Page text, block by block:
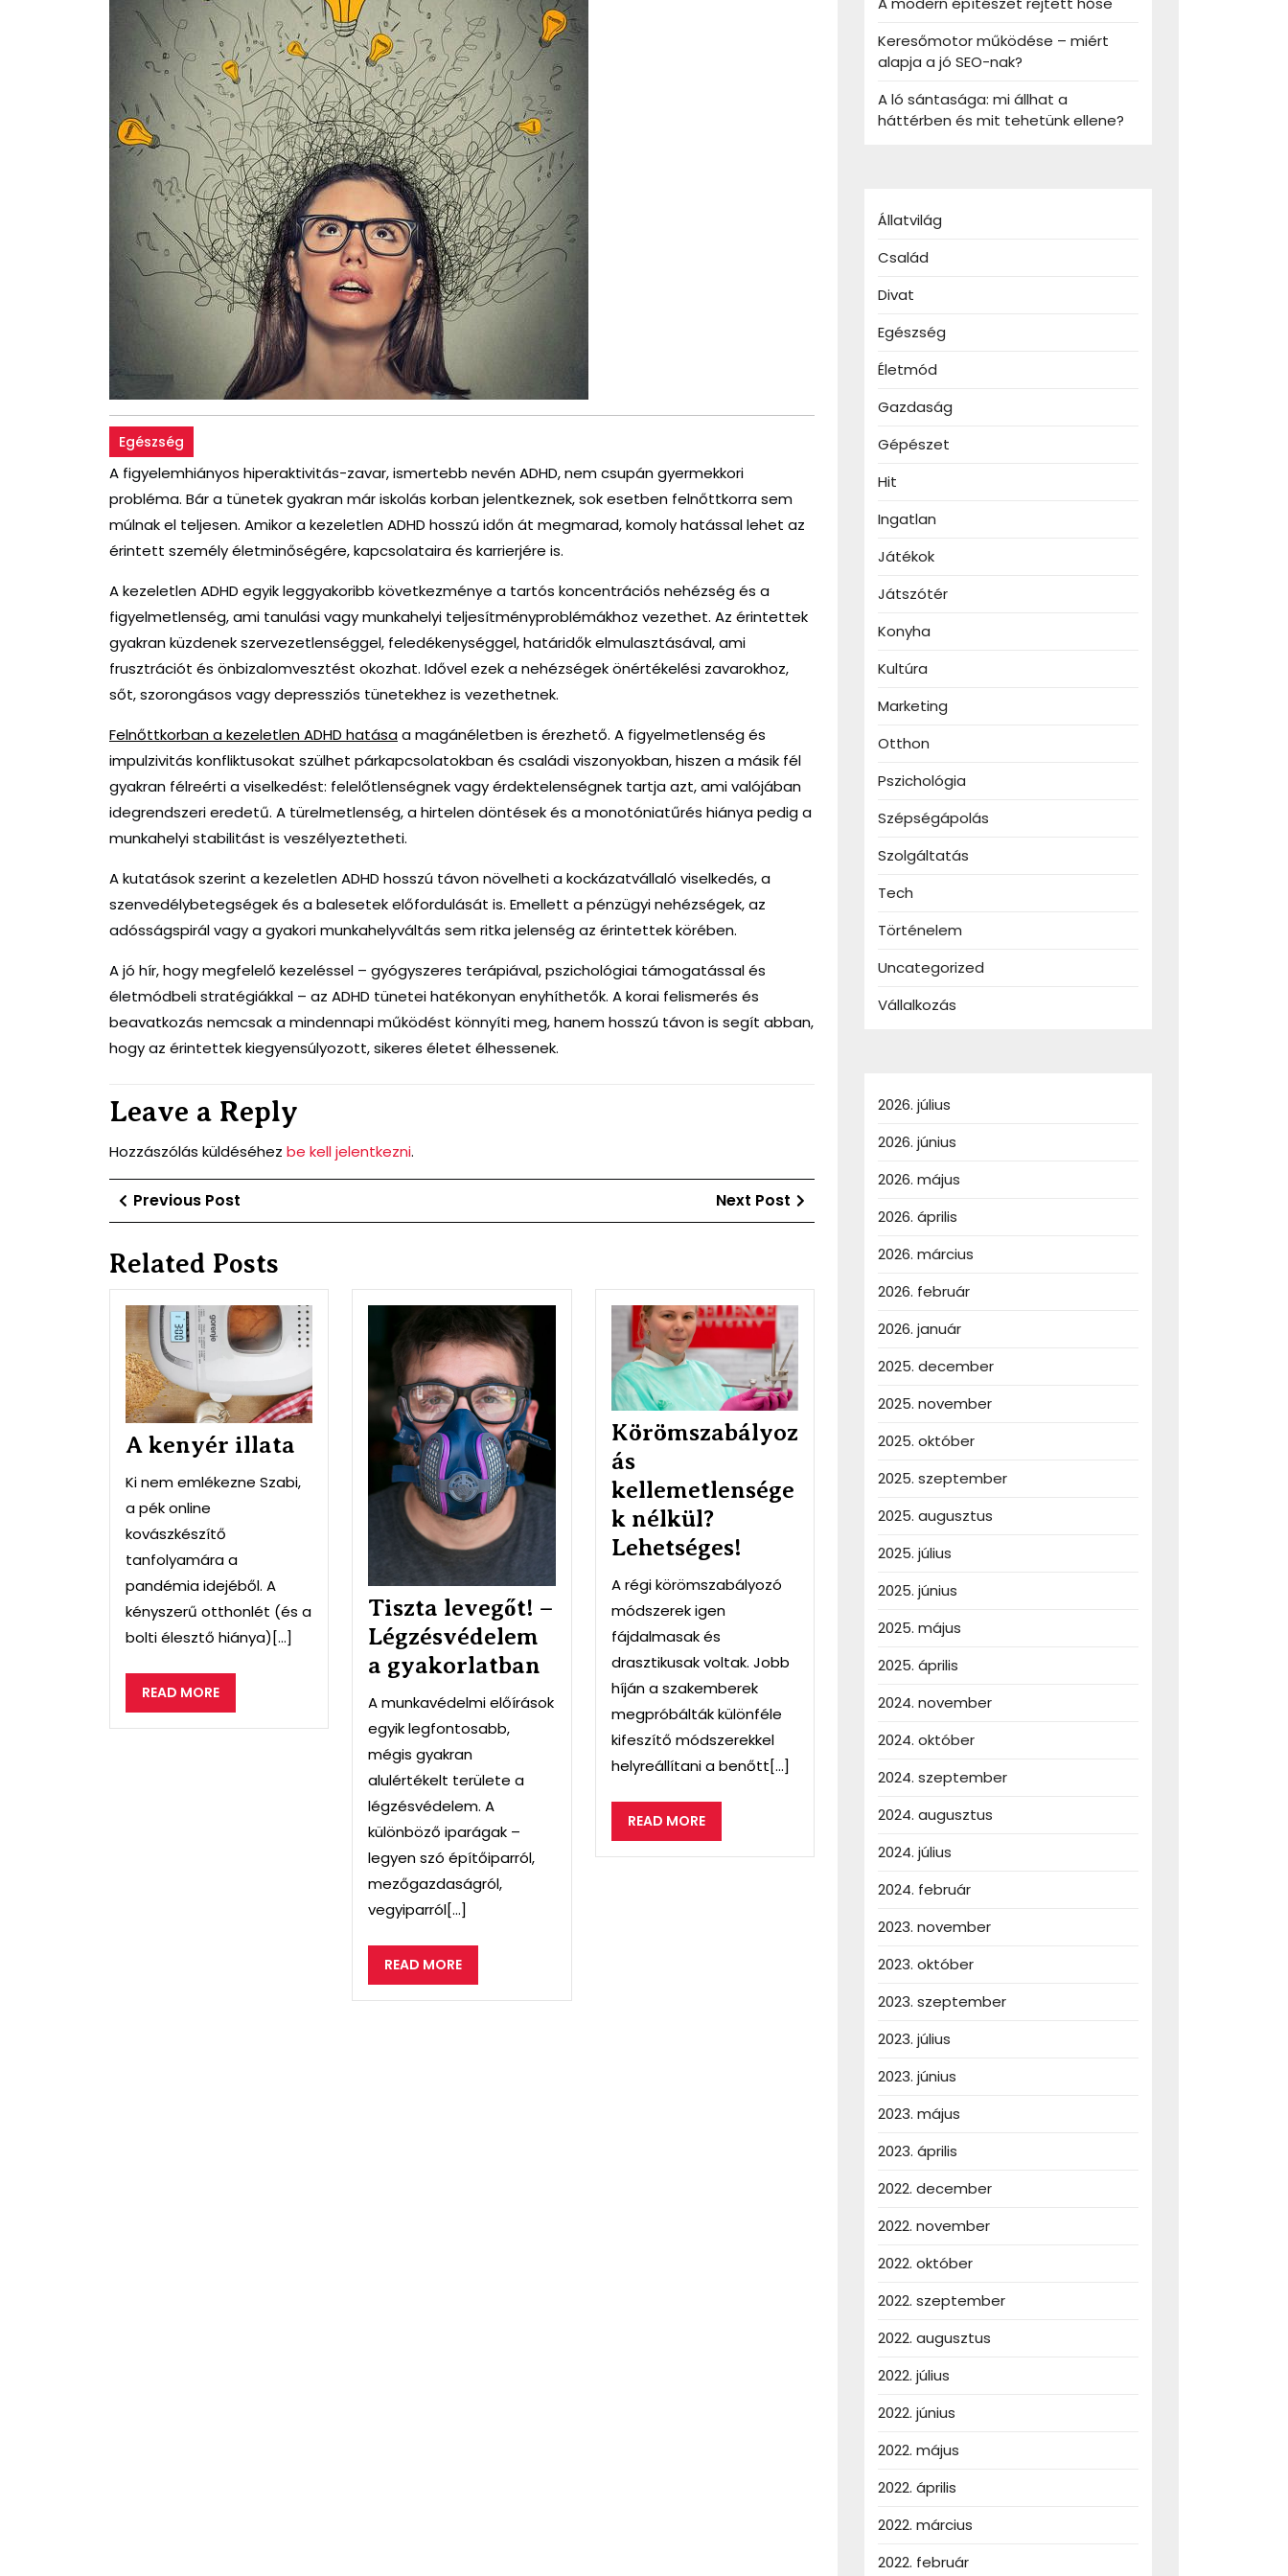
Egészség
A figyelemhiányos hiperaktivitás-zavar, ismertebb nevén ADHD, nem csupán gyermekkori
probléma. Bár a tünetek gyakran már iskolás korban jelentkeznek, sok esetben felnőttkorra sem
múlnak el teljesen. Amikor a kezeletlen ADHD hosszú időn át megmarad, komoly hatással lehet az
érintett személy életminőségére, kapcsolataira és karrierjére is.
A kezeletlen ADHD egyik leggyakoribb következménye a tartós koncentrációs nehézség és a
figyelmetlenség, ami tanulási vagy munkahelyi teljesítményproblémákhoz vezethet. Az érintettek
gyakran küzdenek szervezetlenséggel, feledékenységgel, határidők elmulasztásával, ami
frusztrációt és önbizalomvesztést okozhat. Idővel ezek a nehézségek önértékelési zavarokhoz,
sőt, szorongásos vagy depressziós tünetekhez is vezethetnek.
Felnőttkorban a kezeletlen ADHD hatásaa magánéletben is érezhető. A figyelmetlenség és
impulzivitás konfliktusokat szülhet párkapcsolatokban és családi viszonyokban, hiszen a másik fél
gyakran félreérti a viselkedést: felelőtlenségnek vagy érdektelenségnek tartja azt, ami valójában
idegrendszeri eredetű. A türelmetlenség, a hirtelen döntések és a monotóniatűrés hiánya pedig a
munkahelyi stabilitást is veszélyeztetheti.
A kutatások szerint a kezeletlen ADHD hosszú távon növelheti a kockázatvállaló viselkedés, a
szenvedélybetegségek és a balesetek előfordulását is. Emellett a pénzügyi nehézségek, az
adósságspirál vagy a gyakori munkahelyváltás sem ritka jelenség az érintettek körében.
A jó hír, hogy megfelelő kezeléssel – gyógyszeres terápiával, pszichológiai támogatással és
életmódbeli stratégiákkal – az ADHD tünetei hatékonyan enyhíthetők. A korai felismerés és
beavatkozás nemcsak a mindennapi működést könnyíti meg, hanem hosszú távon is segít abban,
hogy az érintettek kiegyensúlyozott, sikeres életet élhessenek.
Leave a Reply
Hozzászólás küldéséhez be kell jelentkezni.
Bejegyzés
navigáció
Previous Post
Post
Next Post
Post
Related Posts
A kenyér illata
Ki nem emlékezne Szabi,
a pék online
kovászkészítő
tanfolyamára a
pandémia idejéből. A
kényszerű otthonlét (és a
bolti élesztő hiánya)[...]
READ MOREREAD
MORE
Légzésvédelem
gyakorlatban
Tiszta levegőt! –
Légzésvédelem
a gyakorlatban
A munkavédelmi előírások
egyik legfontosabb,
mégis gyakran
alulértékelt területe a
légzésvédelem. A
különböző iparágak –
legyen szó építőiparról,
mezőgazdaságról,
vegyiparról[...]
READ MOREREAD
MORE
kellemetlenségek
Lehetséges!
Körömszabályoz
ás
kellemetlensége
k nélkül?
Lehetséges!
A régi körömszabályozó
módszerek igen
fájdalmasak és
drasztikusak voltak. Jobb
híján a szakemberek
megpróbálták különféle
kifeszítő módszerekkel
helyreállítani a benőtt[...]
READ MOREREAD
MORE
Keresőmotor működése – miért
alapja a jó SEO-nak?
A ló sántasága: mi állhat a
háttérben és mit tehetünk ellene?
Állatvilág
Család
Divat
Egészség
Életmód
Gazdaság
Gépészet
Hit
Ingatlan
Játékok
Játszótér
Konyha
Kultúra
Marketing
Otthon
Pszichológia
Szépségápolás
Szolgáltatás
Tech
Történelem
Uncategorized
Vállalkozás
2026. július
2026. június
2026. május
2026. április
2026. március
2026. február
2026. január
2025. december
2025. november
2025. október
2025. szeptember
2025. augusztus
2025. július
2025. június
2025. május
2025. április
2024. november
2024. október
2024. szeptember
2024. augusztus
2024. július
2024. február
2023. november
2023. október
2023. szeptember
2023. július
2023. június
2023. május
2023. április
2022. december
2022. november
2022. október
2022. szeptember
2022. augusztus
2022. július
2022. június
2022. május
2022. április
2022. március
2022. február